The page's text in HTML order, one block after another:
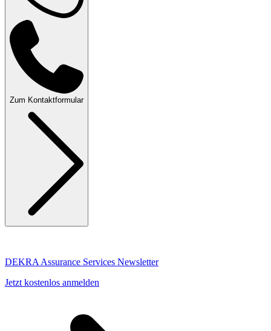
Zum Kontaktformular
DEKRA Assurance Services Newsletter
Jetzt kostenlos anmelden